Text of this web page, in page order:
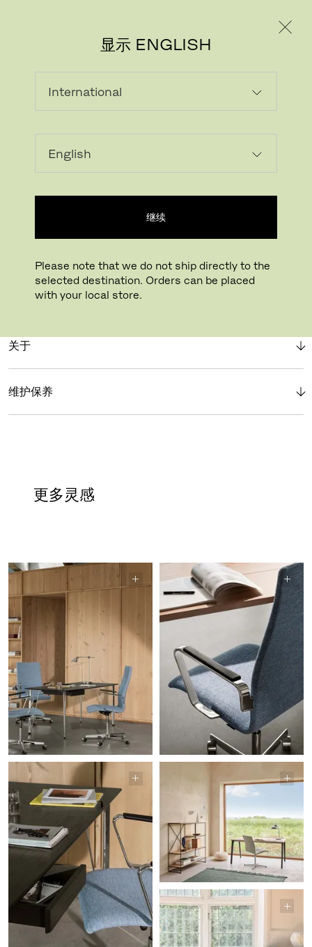
显示 ENGLISH
继续
Please note that we do not ship directly to the
selected destination. Orders can be placed
with your local store.
载入中...
Buying online? This is our website for International. From here we do not offer
online purchasing. Orders can be placed with your local store.
关于
维护保养
更多灵感